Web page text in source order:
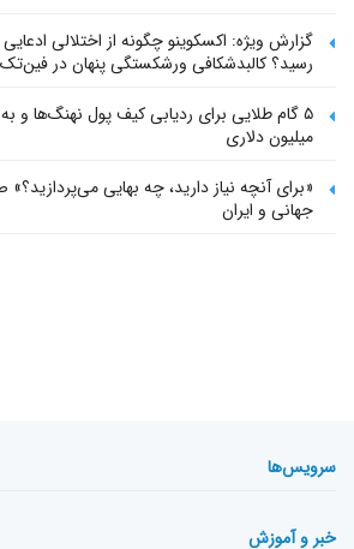
گزارش ویژه: اکسکوینو چگونه از اختلالی
رسید؟ کالبدشکافی ورشکستگی پنهان در فین‌تک
۵ گام طلایی برای ردیابی کیف پول‌ نهنگ‌ها و
میلیون دلاری
«برای آنچه نیاز دارید، چه بهایی
جهانی و ایران
سرویس‌ها
خبر و آموزش